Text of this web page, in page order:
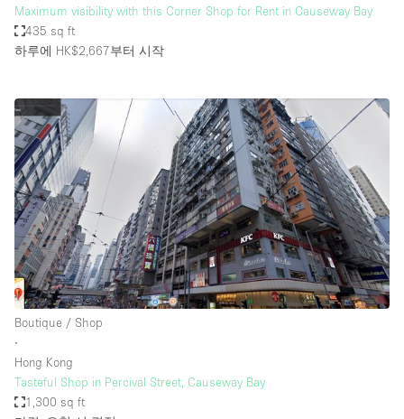
Maximum visibility with this Corner Shop for Rent in Causeway Bay
435 sq ft
하루에 HK$2,667부터 시작
Boutique / Shop
∙
Hong Kong
Tasteful Shop in Percival Street, Causeway Bay
1,300 sq ft